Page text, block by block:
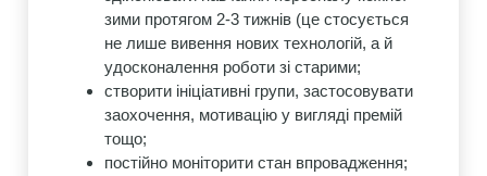
зими протягом 2-3 тижнів (це стосується
не лише вивення нових технологій, а й
удосконалення роботи зі старими;
створити ініціативні групи, застосовувати
заохочення, мотивацію у вигляді премій
тощо;
постійно моніторити стан впровадження;